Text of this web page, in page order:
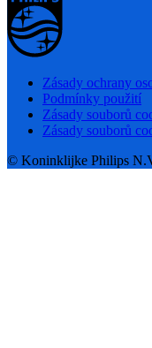
Zásady ochrany
Podmínky použití
Zásady souborů
Zásady souborů
© Koninklijke Philips